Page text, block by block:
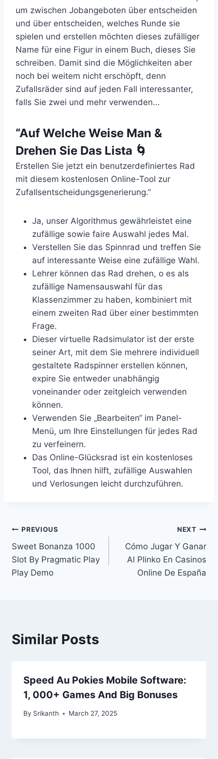
um zwischen Jobangeboten über entscheiden
und über entscheiden, welches Runde sie
spielen und erstellen möchten dieses zufälliger
Name für eine Figur in einem Buch, dieses Sie
schreiben. Damit sind die Möglichkeiten aber
noch bei weitem nicht erschöpft, denn
Zufallsräder sind auf jeden Fall interessanter,
falls Sie zwei und mehr verwenden…
“Auf Welche Weise Man &
Drehen Sie Das Lista 🌀
Erstellen Sie jetzt ein benutzerdefiniertes Rad
mit diesem kostenlosen Online-Tool zur
Zufallsentscheidungsgenerierung.”
Ja, unser Algorithmus gewährleistet eine
zufällige sowie faire Auswahl jedes Mal.
Verstellen Sie das Spinnrad und treffen Sie
auf interessante Weise eine zufällige Wahl.
Lehrer können das Rad drehen, o es als
zufällige Namensauswahl für das
Klassenzimmer zu haben, kombiniert mit
einem zweiten Rad über einer bestimmten
Frage.
Dieser virtuelle Radsimulator ist der erste
seiner Art, mit dem Sie mehrere individuell
gestaltete Radspinner erstellen können,
expire Sie entweder unabhängig
voneinander oder zeitgleich verwenden
können.
Verwenden Sie „Bearbeiten“ im Panel-
Menü, um Ihre Einstellungen für jedes Rad
zu verfeinern.
Das Online-Glücksrad ist ein kostenloses
Tool, das Ihnen hilft, zufällige Auswahlen
und Verlosungen leicht durchzuführen.
PREVIOUS
Sweet Bonanza 1000
Slot By Pragmatic Play
Play Demo
NEXT
Cómo Jugar Y Ganar
Al Plinko En Casinos
Online De España
Similar Posts
Speed Au Pokies Mobile Software:
1, 000+ Games And Big Bonuses
By Srikanth March 27, 2025